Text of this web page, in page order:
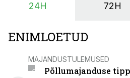
on suurim ning iga töötund on
24H 72H
ENIMLOETUD
MAJANDUSTULEMUSED
Põllumajanduse